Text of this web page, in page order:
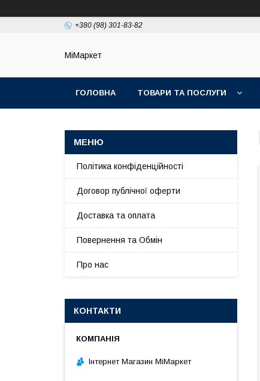
+380 (98) 301-83-82
МіМаркет
ГОЛОВНА ТОВАРИ ТА ПОСЛУГИ
Політика конфіденційності
Договор публічної оферти
Доставка та оплата
Повернення та Обмін
Про нас
КОНТАКТИ
Інтернет Магазин МіМаркет